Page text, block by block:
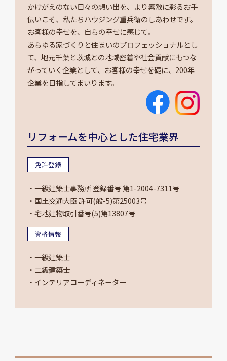
かけがえのない日々の想い出を、より素敵に彩るお手
伝いこそ、私たちハウジング重兵衛のしあわせです。
お客様の幸せを、自らの幸せに感じて。
あらゆる家づくりと住まいのプロフェッショナルとし
て、地元千葉と茨城との地域密着や社会貢献にもつな
がっていく企業として、お客様の幸せを礎に、200年
企業を目指してまいります。
リフォームを中心とした住宅業界
免許登録
・一級建築士事務所 登録番号 第1-2004-7311号
・国土交通大臣 許可(般-5)第25003号
・宅地建物取引番号(5)第13807号
資格情報
・一級建築士
・二級建築士
・インテリアコーディネーター